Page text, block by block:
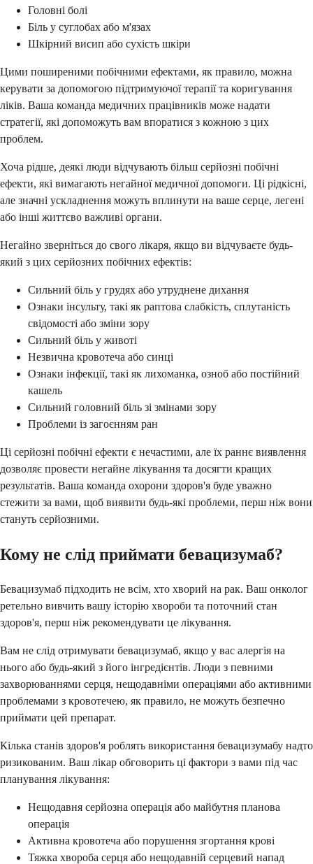
Головні болі
Біль у суглобах або м'язах
Шкірний висип або сухість шкіри
Цими поширеними побічними ефектами, як правило, можна
керувати за допомогою підтримуючої терапії та коригування
ліків. Ваша команда медичних працівників може надати
стратегії, які допоможуть вам впоратися з кожною з цих
проблем.
Хоча рідше, деякі люди відчувають більш серйозні побічні
ефекти, які вимагають негайної медичної допомоги. Ці рідкісні,
але значні ускладнення можуть вплинути на ваше серце, легені
або інші життєво важливі органи.
Негайно зверніться до свого лікаря, якщо ви відчуваєте будь-
який з цих серйозних побічних ефектів:
Сильний біль у грудях або утруднене дихання
Ознаки інсульту, такі як раптова слабкість, сплутаність
свідомості або зміни зору
Сильний біль у животі
Незвична кровотеча або синці
Ознаки інфекції, такі як лихоманка, озноб або постійний
кашель
Сильний головний біль зі змінами зору
Проблеми із загоєнням ран
Ці серйозні побічні ефекти є нечастими, але їх раннє виявлення
дозволяє провести негайне лікування та досягти кращих
результатів. Ваша команда охорони здоров'я буде уважно
стежити за вами, щоб виявити будь-які проблеми, перш ніж вони
стануть серйозними.
Кому не слід приймати бевацизумаб?
Бевацизумаб підходить не всім, хто хворий на рак. Ваш онколог
ретельно вивчить вашу історію хвороби та поточний стан
здоров'я, перш ніж рекомендувати це лікування.
Вам не слід отримувати бевацизумаб, якщо у вас алергія на
нього або будь-який з його інгредієнтів. Люди з певними
захворюваннями серця, нещодавніми операціями або активними
проблемами з кровотечею, як правило, не можуть безпечно
приймати цей препарат.
Кілька станів здоров'я роблять використання бевацизумабу надто
ризикованим. Ваш лікар обговорить ці фактори з вами під час
планування лікування:
Нещодавня серйозна операція або майбутня планова
операція
Активна кровотеча або порушення згортання крові
Тяжка хвороба серця або нещодавній серцевий напад